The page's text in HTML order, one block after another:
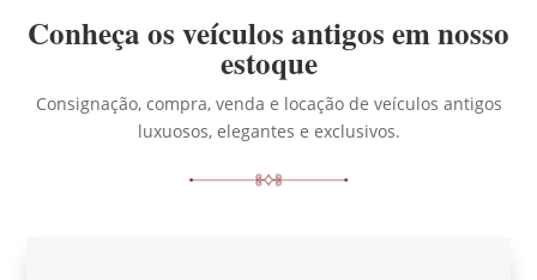
Conheça os veículos antigos em nosso
estoque
Consignação, compra, venda e locação de veículos antigos
luxuosos, elegantes e exclusivos.